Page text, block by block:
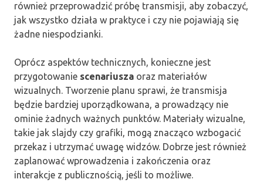
również przeprowadzić próbę transmisji, aby zobaczyć,
jak wszystko działa w praktyce i czy nie pojawiają się
żadne niespodzianki.
Oprócz aspektów technicznych, konieczne jest
przygotowanie scenariusza oraz materiałów
wizualnych. Tworzenie planu sprawi, że transmisja
będzie bardziej uporządkowana, a prowadzący nie
ominie żadnych ważnych punktów. Materiały wizualne,
takie jak slajdy czy grafiki, mogą znacząco wzbogacić
przekaz i utrzymać uwagę widzów. Dobrze jest również
zaplanować wprowadzenia i zakończenia oraz
interakcje z publicznością, jeśli to możliwe.